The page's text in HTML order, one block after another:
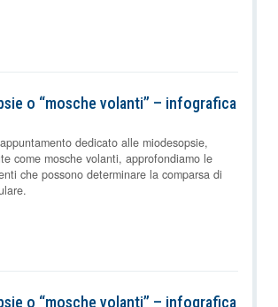
o “mosche volanti” – infografica
dedicato alle miodesopsie,
come mosche volanti, approfondiamo le
che possono determinare la comparsa di
o “mosche volanti” – infografica